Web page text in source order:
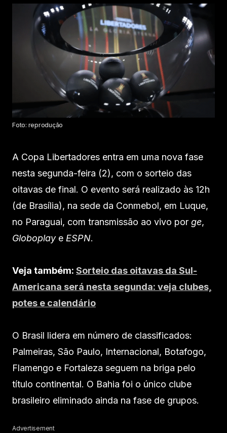
Foto: reprodução
A Copa Libertadores entra em uma nova fase
nesta segunda-feira (2), com o sorteio das
oitavas de final. O evento será realizado às 12h
(de Brasília), na sede da Conmebol, em Luque,
no Paraguai, com transmissão ao vivo por ge,
Globoplaye ESPN.
Veja também: Sorteio das oitavas da Sul-
Americana será nesta segunda: veja clubes,
potes e calendário
O Brasil lidera em número de classificados:
Palmeiras, São Paulo, Internacional, Botafogo,
Flamengo e Fortaleza seguem na briga pelo
título continental. O Bahia foi o único clube
brasileiro eliminado ainda na fase de grupos.
Advertisement